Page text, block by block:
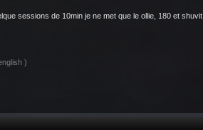
sessions de 10min je ne met que le ollie, 180 et shuvit.
)